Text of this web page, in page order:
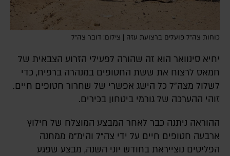
כוחות צה"ל פועלים ברצועת עזה | צילום: דובר צה"ל
יחיא סינוואר הוא זה שהורה לפעילי הזרוע הצבאית של
חמאס לרצוח את ששת החטופים במנהרה ברפיח, כדי
לשלול מצה"ל כל הישג אפשרי של שחרור חטופים חיים.
זוהי ההערכה של גורמי ביטחון בכירים.
ההוראה ניתנה כבר לאחר המבצע המוצלח של חילוץ
ארבעה חטופים חיים על ידי צה"ל והימ"מ ממחנה
הפליטים נוצייראת בחודש יוני השנה, מבצע שפגע